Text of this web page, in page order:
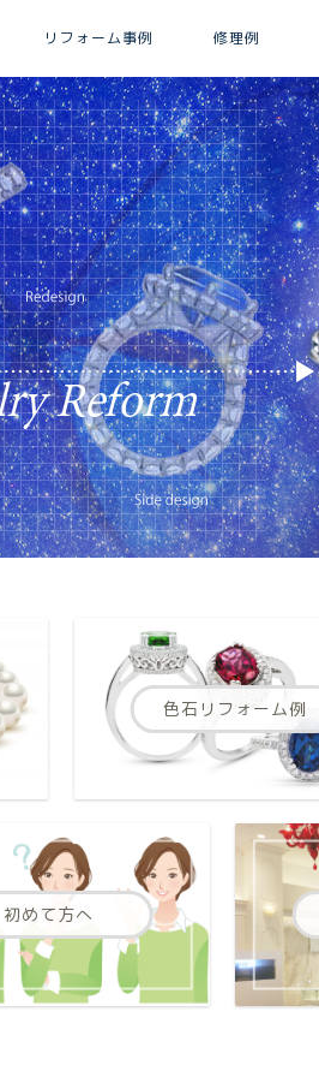
リフォーム事例 修理例
色石リフォーム例
初めて方へ